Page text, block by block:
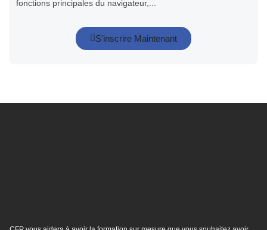
fonctions principales du navigateur,...
S'inscrire Maintenant